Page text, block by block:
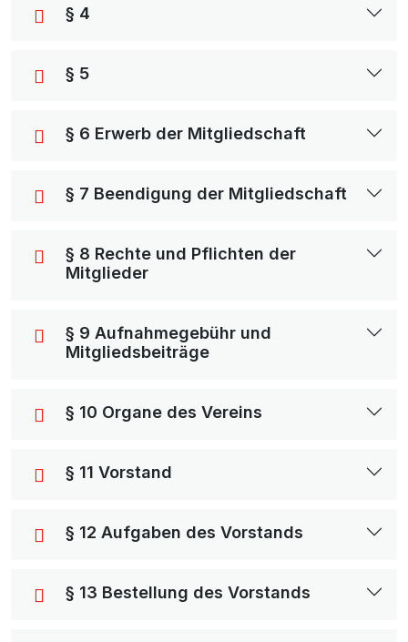
§ 4
§ 5
§ 6 Erwerb der Mitgliedschaft
§ 7 Beendigung der Mitgliedschaft
§ 8 Rechte und Pflichten der
Mitglieder
§ 9 Aufnahmegebühr und
Mitgliedsbeiträge
§ 10 Organe des Vereins
§ 11 Vorstand
§ 12 Aufgaben des Vorstands
§ 13 Bestellung des Vorstands